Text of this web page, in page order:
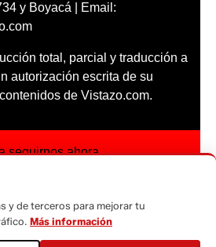
y Boyacá | Email:
total, parcial y traducción a
autorización escrita de su
de Vistazo.com.
seguirnos ahora
a:
y de terceros para mejorar tu
Más información